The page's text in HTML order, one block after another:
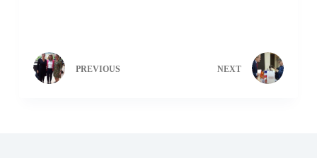
PREVIOUS NEXT